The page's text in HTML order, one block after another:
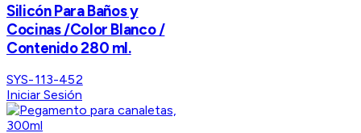
Silicón Para Baños y
Cocinas /Color Blanco /
Contenido 280 ml.
SYS-113-452
Iniciar Sesión